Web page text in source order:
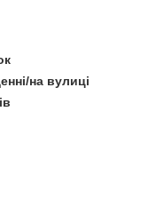
на вулиці